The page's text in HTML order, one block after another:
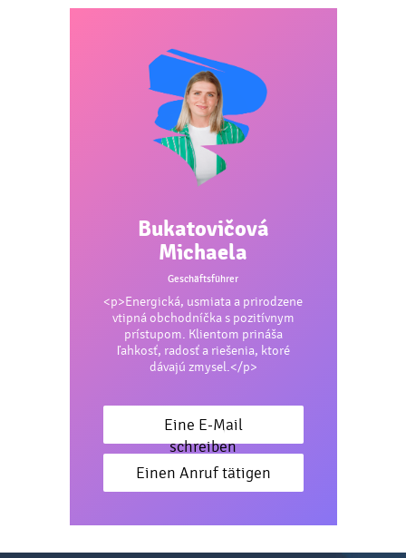
Bukatovičová
Michaela
Geschäftsführer
<p>Energická, usmiata a prirodzene
vtipná obchodníčka s pozitívnym
prístupom. Klientom prináša
ľahkosť, radosť a riešenia, ktoré
dávajú zmysel.</p>
Eine E-Mail
schreiben
Einen Anruf tätigen